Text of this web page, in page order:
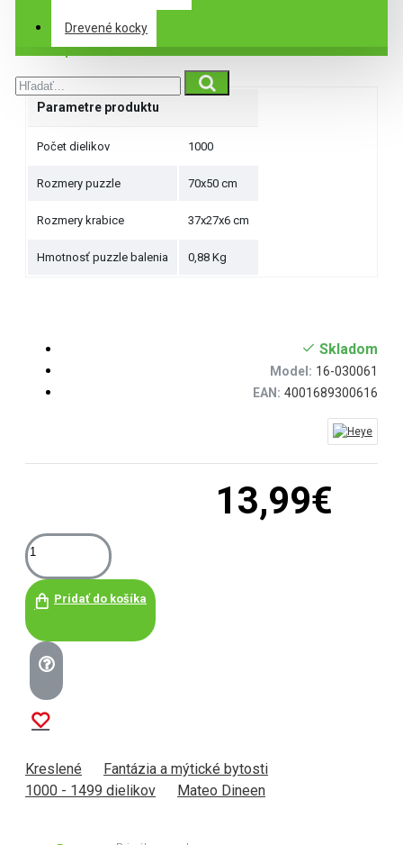
Drevené kocky
Špecifikácie
Parametre produktu
Počet dielikov 1000
Rozmery puzzle 70x50 cm
Rozmery krabice 37x27x6 cm
Hmotnosť puzzle balenia 0,88 Kg
13,99€
Skladom
Model: 16-030061
EAN: 4001689300616
Pridať do košíka
Kreslené
Fantázia a mýtické bytosti
1000 - 1499 dielikov
Mateo Dineen